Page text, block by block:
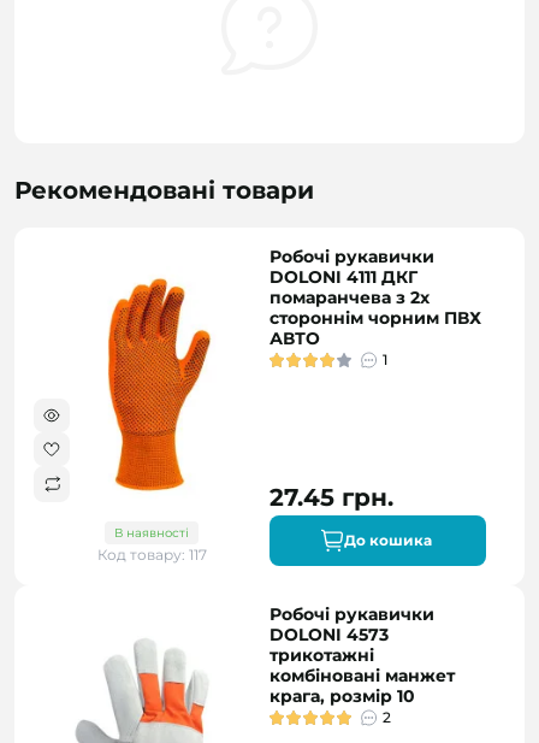
Рекомендовані товари
В наявності
Код товару: 117
Робочі рукавички
DOLONI 4111 ДКГ
помаранчева з 2х
стороннім чорним ПВХ
АВТО
1
27.45 грн.
До кошика
Робочі рукавички
DOLONI 4573
трикотажні
комбіновані манжет
крага, розмір 10
2